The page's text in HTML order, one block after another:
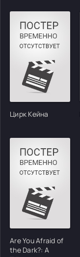
Цирк Кейна
Are You Afraid of
the Dark?: A